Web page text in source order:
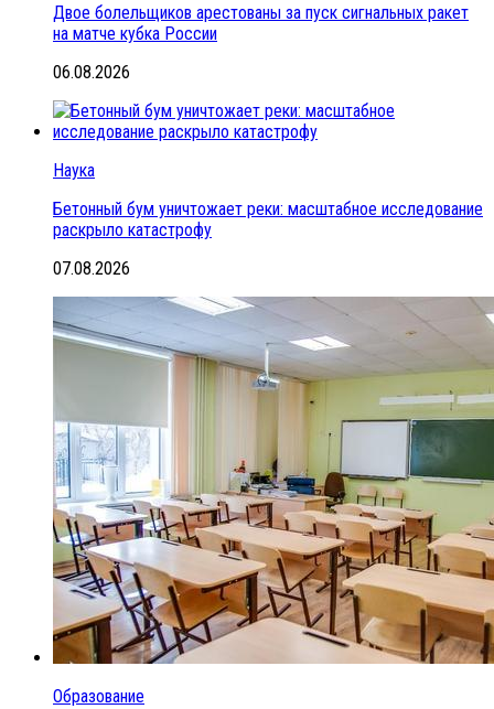
Двое болельщиков арестованы за пуск сигнальных ракет
на матче кубка России
06.08.2026
Наука
Бетонный бум уничтожает реки: масштабное исследование
раскрыло катастрофу
07.08.2026
Образование